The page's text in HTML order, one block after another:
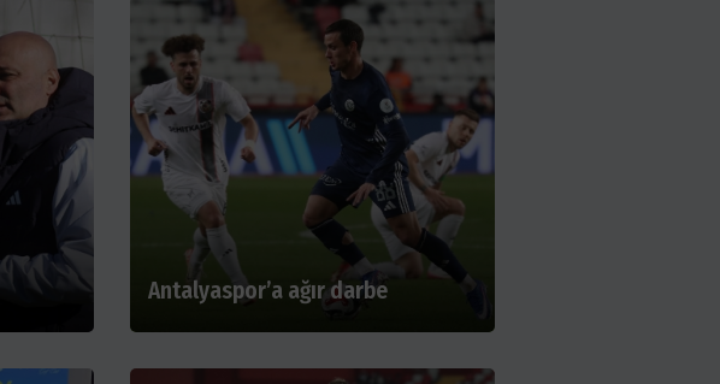
Antalyaspor’a ağır darbe